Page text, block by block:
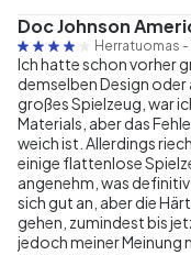
Doc Johnson
Herratuomas -
Ich hatte schon vorher
demselben Design oder
großes Spielzeug, war
Materials, aber das
weich ist. Allerdings
einige flattenlose
angenehm, was
sich gut an, aber die
gehen, zumindest bis
jedoch meiner Meinung